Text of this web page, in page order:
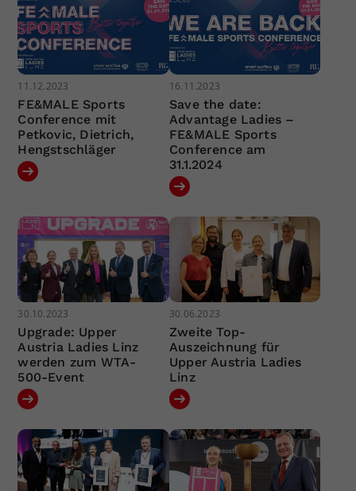
11.12.2023
FE&MALE Sports
Conference mit
Petkovic, Dietrich,
Hengstschläger
16.11.2023
Save the date:
Advantage Ladies –
FE&MALE Sports
Conference am
31.1.2024
30.10.2023
Upgrade: Upper
Austria Ladies Linz
werden zum WTA-
500-Event
30.06.2023
Zweite Top-
Auszeichnung für
Upper Austria Ladies
Linz